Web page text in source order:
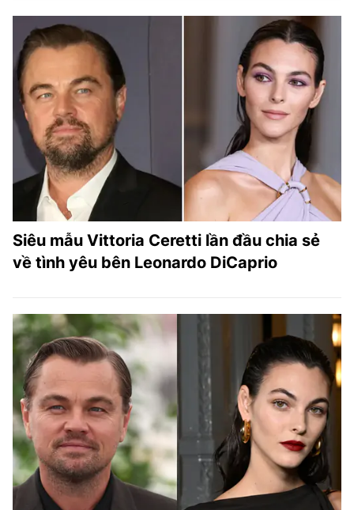
Siêu mẫu Vittoria Ceretti lần đầu chia sẻ
về tình yêu bên Leonardo DiCaprio